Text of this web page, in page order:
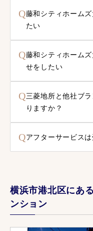
Q藤和シティホーム
たい
Q藤和シティホーム
せをしたい
Q三菱地所と他社ブ
りますか？
Qアフターサービス
横浜市港北区にあ
ンション